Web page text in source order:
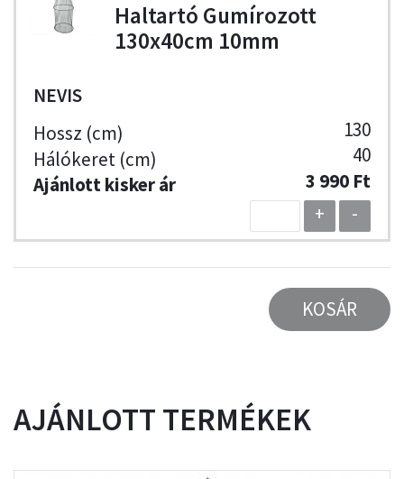
Haltartó Gumírozott
130x40cm 10mm
NEVIS
130
40
3 990 Ft
+
-
KOSÁR
AJÁNLOTT TERMÉKEK